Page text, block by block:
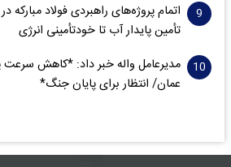
تأمین پایدار آب تا خودتأمینی انرژی
مدیرعامل واله خبر داد: *کاهش سرعت
عمان/ انتظار برای پایان جنگ*